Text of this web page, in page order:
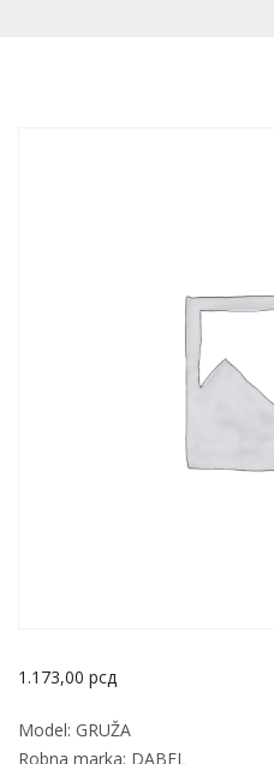
1.173,00 рсд
Model: GRUŽA
Robna marka: DABEL